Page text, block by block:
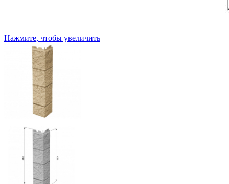
Нажмите, чтобы увеличить